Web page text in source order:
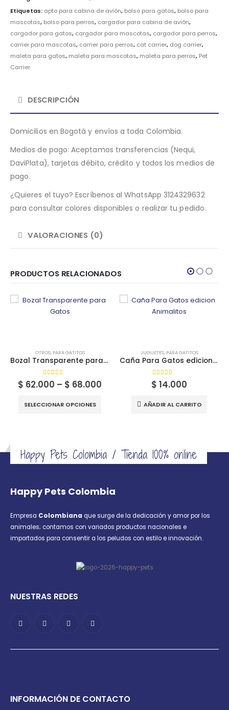
Etiquetas: apto para cabina de avión, bolso para gatos, bolso para
mascotas, bolso para perros, cargador para cabina de avión,
cargador para gatos, cargador para mascotas, cargador para perros,
carrier para mascotas, carrier para perros, cat carrier, dog carrier,
maleta para gatos, maleta para mascotas, maleta para perros, Pet
Carrier
DESCRIPCIÓN
Domicilios en Bogotá y envíos a toda Colombia.
Medios de pago: Aceptamos transferencias (Nequi,
DaviPlata), tarjetas débito, crédito y todos los medios de
pago.
¿Quieres el tuyo? Escríbenos al WhatsApp 3124329632
para consultar colores disponibles o realizar tu pedido.
VALORACIONES (0)
PRODUCTOS RELACIONADOS
OTROS, PARA GATITOS
Bozal Transparente para Gatos
0out of 5
$ 62.000 – $ 68.000
$ 62.000
SELECCIONAR OPCIONES
JUGUETES, PARA GATITOS
Caña Para Gatos edicion Animalitos
0 out of 5
$ 14.000
AÑADIR AL CARRITO
Happy Pets Colombia / Tienda 100% online
Happy Pets Colombia
Empresa Colombiana que surge de la dedicación y amor por los
animales; contamos con variados productos nacionales e
importados para consentir a los peludos con estilo e innovación.
NUESTRAS REDES
INFORMACIÓN DE CONTACTO